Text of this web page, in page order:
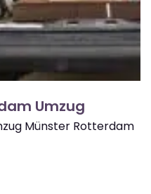
Umzug
Münster Rotterdam